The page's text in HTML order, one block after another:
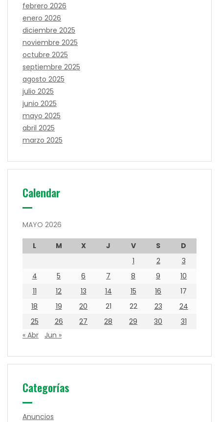
febrero 2026
enero 2026
diciembre 2025
noviembre 2025
octubre 2025
septiembre 2025
agosto 2025
julio 2025
junio 2025
mayo 2025
abril 2025
marzo 2025
Calendar
MAYO 2026
L M X J V S
D
1
2
3
4
5 6 7 8 9
10
11
12 13 14 15 16
17
18
19 20 21 22 23
24
25
26 27 28 29 30
31
« Abr
Jun »
Categorías
Anuncios